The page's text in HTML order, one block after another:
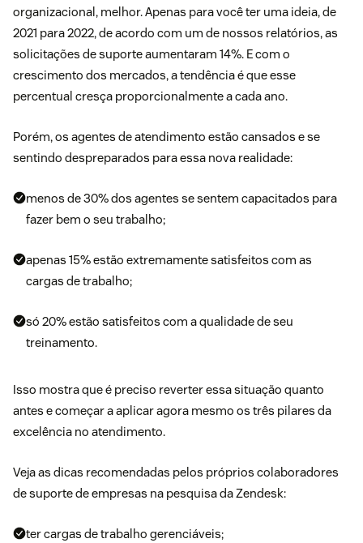
organizacional, melhor. Apenas para você ter uma ideia, de
2021 para 2022, de acordo com um de nossos relatórios, as
solicitações de suporte aumentaram 14%. E com o
crescimento dos mercados, a tendência é que esse
percentual cresça proporcionalmente a cada ano.
Porém, os agentes de atendimento estão cansados e se
sentindo despreparados para essa nova realidade:
menos de 30% dos agentes se sentem capacitados para
fazer bem o seu trabalho;
apenas 15% estão extremamente satisfeitos com as
cargas de trabalho;
só 20% estão satisfeitos com a qualidade de seu
treinamento.
Isso mostra que é preciso reverter essa situação quanto
antes e começar a aplicar agora mesmo os três pilares da
excelência no atendimento.
Veja as dicas recomendadas pelos próprios colaboradores
de suporte de empresas na pesquisa da Zendesk:
ter cargas de trabalho gerenciáveis;